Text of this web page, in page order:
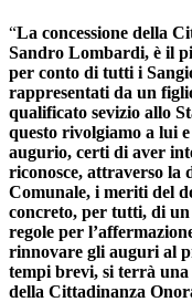
“La concessione della
Sandro Lombardi, è il
per conto di tutti i
rappresentati da un
qualificato sevizio allo
questo rivolgiamo a lui
augurio, certi di aver
riconosce, attraverso la
Comunale, i meriti del
concreto, per tutti, di
regole per
rinnovare gli auguri al
tempi brevi, si terrà una
della Cittadinanza